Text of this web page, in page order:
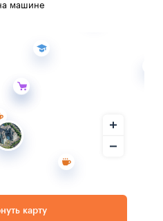
машине
карту